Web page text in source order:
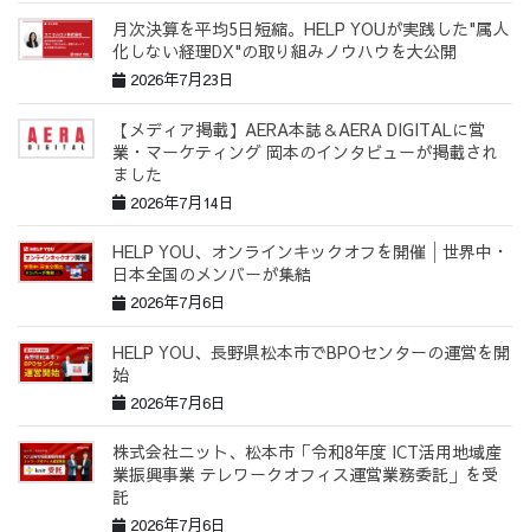
月次決算を平均5日短縮。HELP YOUが実践した"属人
化しない経理DX"の取り組みノウハウを大公開
2026年7月23日
【メディア掲載】AERA本誌＆AERA DIGITALに営
業・マーケティング 岡本のインタビューが掲載され
ました
2026年7月14日
HELP YOU、オンラインキックオフを開催│世界中・
日本全国のメンバーが集結
2026年7月6日
HELP YOU、長野県松本市でBPOセンターの運営を開
始
2026年7月6日
株式会社ニット、松本市「令和8年度 ICT活用地域産
業振興事業 テレワークオフィス運営業務委託」を受
託
2026年7月6日